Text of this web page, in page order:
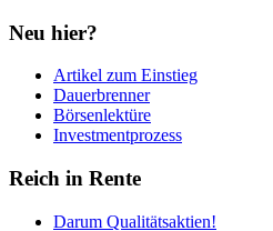
Neu hier?
Artikel zum Einstieg
Dauerbrenner
Börsenlektüre
Investmentprozess
Reich in Rente
Darum Qualitätsaktien!